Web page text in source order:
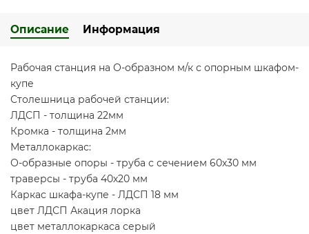
Описание Информация
Рабочая станция на О-образном м/к с опорным шкафом-
купе
Столешница рабочей станции:
ЛДСП - толщина 22мм
Кромка - толщина 2мм
Металлокаркас:
О-образные опоры - труба с сечением 60х30 мм
траверсы - труба 40х20 мм
Каркас шкафа-купе - ЛДСП 18 мм
цвет ЛДСП Акация лорка
цвет металлокаркаса серый